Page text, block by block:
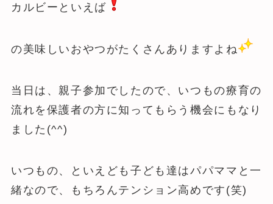
カルビーといえば
の美味しいおやつがたくさんありますよね
当日は、親子参加でしたので、いつもの療育の
流れを保護者の方に知ってもらう機会にもなり
ました(^^)
いつもの、といえども子ども達はパパママと一
緒なので、もちろんテンション高めです(笑)